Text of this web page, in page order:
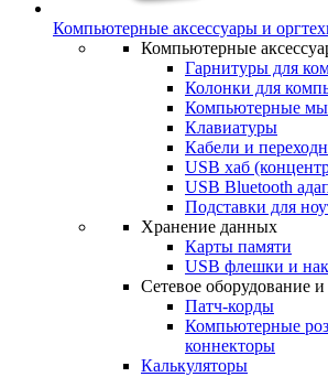
Компьютерные аксессуары и
Компьютерные
Гарнитуры для
Колонки для
Компьютерные
Клавиатуры
Кабели и
USB хаб
USB Bluetooth
Подставки для
Хранение данных
Карты памяти
USB флешки и
Сетевое оборудование и
Патч-корды
Компьютерные
коннекторы
Калькуляторы